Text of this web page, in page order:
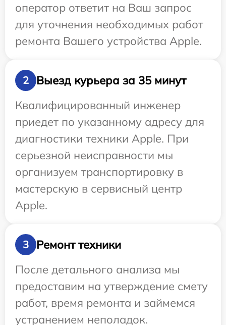
оператор ответит на Ваш запрос
для уточнения необходимых работ
ремонта Вашего устройства Apple.
2
Выезд курьера за 35 минут
Квалифицированный инженер
приедет по указанному адресу для
диагностики техники Apple. При
серьезной неисправности мы
организуем транспортировку в
мастерскую в сервисный центр
Apple.
3
Ремонт техники
После детального анализа мы
предоставим на утверждение смету
работ, время ремонта и займемся
устранением неполадок.